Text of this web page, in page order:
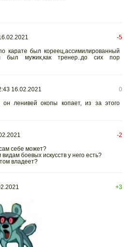
-5
карате был кореец,ассимилированный
был мужик,как тренер..до сих пор
16.02.2021
0
ленивей окопы копает, из за этого
-2
себе может?
боевых искусств у него есть?
владеет?
+3